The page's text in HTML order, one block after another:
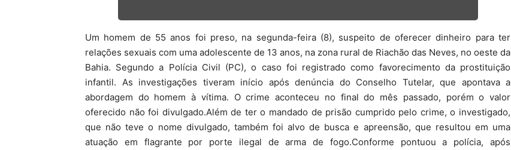
Um homem de 55 anos foi preso, na segunda-feira (8), suspeito de oferecer dinheiro para ter
relações sexuais com uma adolescente de 13 anos, na zona rural de Riachão das Neves, no oeste da
Bahia. Segundo a Polícia Civil (PC), o caso foi registrado como favorecimento da prostituição
infantil. As investigações tiveram início após denúncia do Conselho Tutelar, que apontava a
abordagem do homem à vítima. O crime aconteceu no final do mês passado, porém o valor
oferecido não foi divulgado.Além de ter o mandado de prisão cumprido pelo crime, o investigado,
que não teve o nome divulgado, também foi alvo de busca e apreensão, que resultou em uma
atuação em flagrante por porte ilegal de arma de fogo.Conforme pontuou a polícia, após